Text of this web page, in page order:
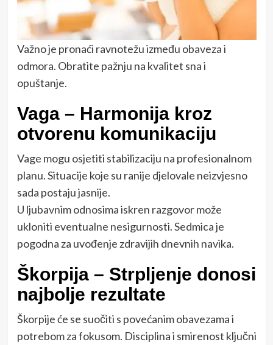
Važno je pronaći ravnotežu između obaveza i
odmora. Obratite pažnju na kvalitet sna i
opuštanje.
Vaga – Harmonija kroz
otvorenu komunikaciju
Vage mogu osjetiti stabilizaciju na profesionalnom
planu. Situacije koje su ranije djelovale neizvjesno
sada postaju jasnije.
U ljubavnim odnosima iskren razgovor može
ukloniti eventualne nesigurnosti. Sedmica je
pogodna za uvođenje zdravijih dnevnih navika.
Škorpija – Strpljenje donosi
najbolje rezultate
Škorpije će se suočiti s povećanim obavezama i
potrebom za fokusom. Disciplina i smirenost ključni